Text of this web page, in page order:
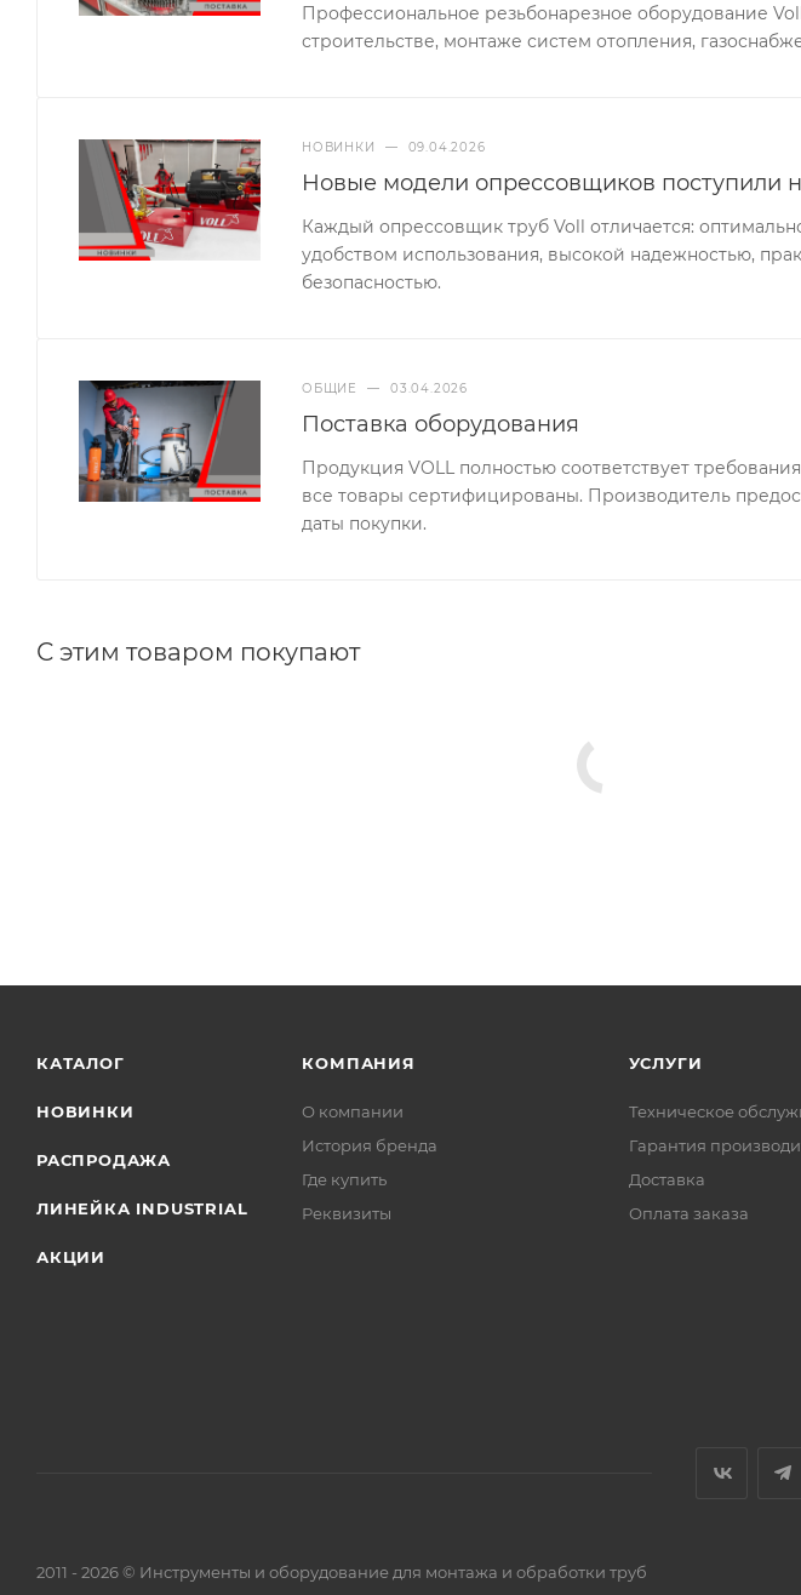
Профессиональное резьбонарезное оборудование
строительстве, монтаже систем отопления,
НОВИНКИ — 09.04.2026
Новые модели опрессовщиков поступили
Каждый опрессовщик труб Voll отличается:
удобством использования, высокой надежностью,
безопасностью.
ОБЩИЕ — 03.04.2026
Поставка оборудования
Продукция VOLL полностью соответствует
все товары сертифицированы. Производитель
даты покупки.
С этим товаром покупают
КАТАЛОГ
НОВИНКИ
РАСПРОДАЖА
ЛИНЕЙКА INDUSTRIAL
АКЦИИ
КОМПАНИЯ
О компании
История бренда
Где купить
Реквизиты
УСЛУГИ
Техническое
Гарантия
Доставка
Оплата заказа
2011 - 2026 © Инструменты и оборудование для монтажа и обработки труб